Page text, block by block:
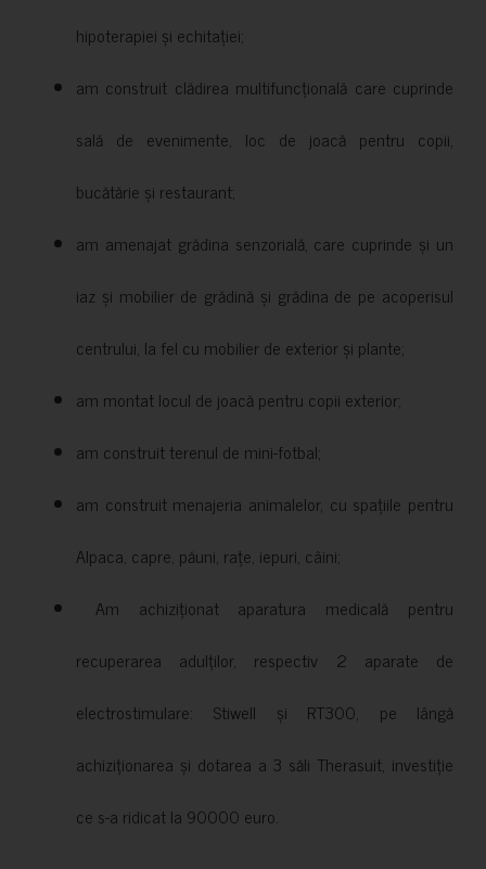
hipoterapiei și echitației;
am construit clădirea multifuncțională care cuprinde
sală de evenimente, loc de joacă pentru copii,
bucătărie și restaurant;
am amenajat grădina senzorială, care cuprinde și un
iaz și mobilier de grădină și grădina de pe acoperisul
centrului, la fel cu mobilier de exterior și plante;
am montat locul de joacă pentru copii exterior;
am construit terenul de mini-fotbal;
am construit menajeria animalelor, cu spațiile pentru
Alpaca, capre, păuni, rațe, iepuri, câini;
Am achiziționat aparatura medicală pentru
recuperarea adulților, respectiv 2 aparate de
electrostimulare: Stiwell și RT300, pe lângă
achiziționarea și dotarea a 3 săli Therasuit, investiție
ce s-a ridicat la 90000 euro.